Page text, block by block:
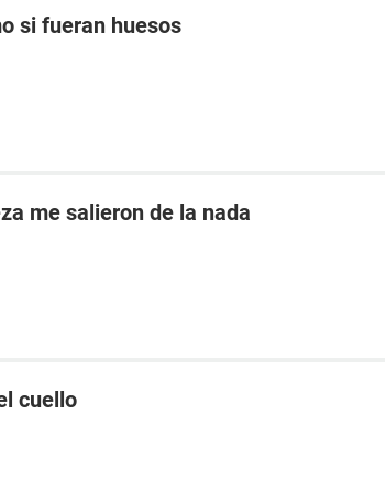
si fueran huesos
me salieron de la nada
cuello